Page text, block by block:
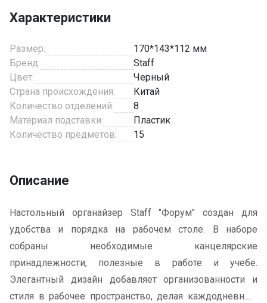
Характеристики
Размер:
170*143*112 мм
Бренд:
Staff
Цвет:
Черный
Страна происхождения:
Китай
Количество отделений:
8
Материал подставки:
Пластик
Количество предметов:
15
Описание
Настольный органайзер Staff "Форум" создан для
удобства и порядка на рабочем столе. В наборе
собраны необходимые канцелярские
принадлежности, полезные в работе и учебе.
Элегантный дизайн добавляет организованности и
стиля в рабочее пространство, делая каждодневные